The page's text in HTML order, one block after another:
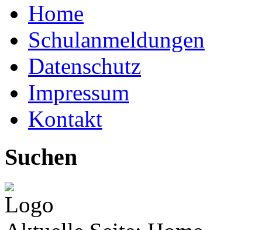
Home
Schulanmeldungen
Datenschutz
Impressum
Kontakt
Suchen